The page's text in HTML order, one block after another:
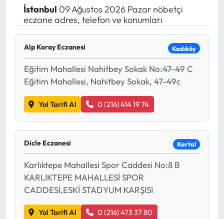
İstanbul 09 Ağustos 2026 Pazar nöbetçi
eczane adres, telefon ve konumları
Alp Koray Eczanesi Kadıköy
Eğitim Mahallesi Nahitbey Sokak No:47-49 C
Eğitim Mahallesi, Nahitbey Sokak, 47-49c
Yol Tarifi Al 0 (216) 414 19 74
Dicle Eczanesi Kartal
Karlıktepe Mahallesi Spor Caddesi No:8 B
KARLIKTEPE MAHALLESİ SPOR
CADDESİ,ESKİ STADYUM KARŞISI
Yol Tarifi Al 0 (216) 473 37 80
Yargı Kararları
Araştırma-Rapor